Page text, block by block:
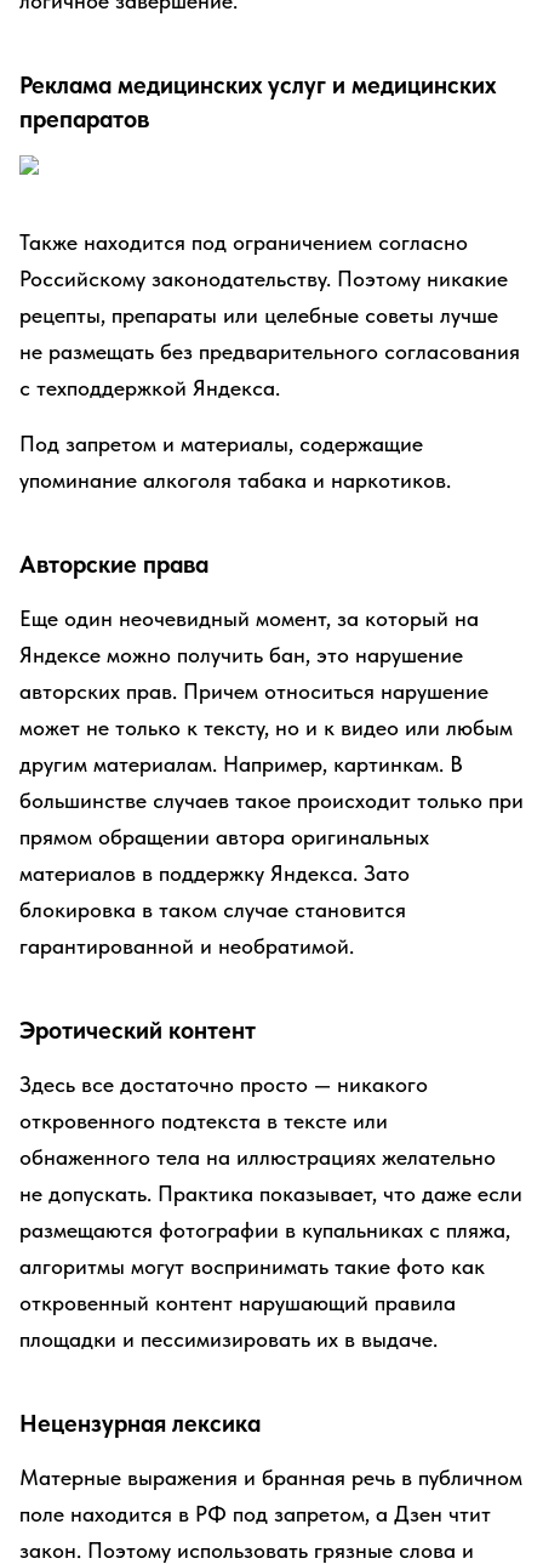
Реклама медицинских услуг и медицинских
препаратов
Также находится под ограничением согласно
Российскому законодательству. Поэтому никакие
рецепты, препараты или целебные советы лучше
не размещать без предварительного согласования
с техподдержкой Яндекса.
Под запретом и материалы, содержащие
упоминание алкоголя табака и наркотиков.
Авторские права
Еще один неочевидный момент, за который на
Яндексе можно получить бан, это нарушение
авторских прав. Причем относиться нарушение
может не только к тексту, но и к видео или любым
другим материалам. Например, картинкам. В
большинстве случаев такое происходит только при
прямом обращении автора оригинальных
материалов в поддержку Яндекса. Зато
блокировка в таком случае становится
гарантированной и необратимой.
Эротический контент
Здесь все достаточно просто — никакого
откровенного подтекста в тексте или
обнаженного тела на иллюстрациях желательно
не допускать. Практика показывает, что даже если
размещаются фотографии в купальниках с пляжа,
алгоритмы могут воспринимать такие фото как
откровенный контент нарушающий правила
площадки и пессимизировать их в выдаче.
Нецензурная лексика
Матерные выражения и бранная речь в публичном
поле находится в РФ под запретом, а Дзен чтит
закон. Поэтому использовать грязные слова и